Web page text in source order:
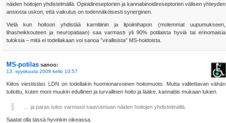
näiden hoitojen yhdistelmällä. Opioidireseptorien ja kannabinoidireseptorien välisen yhteyden
ansiosta uskon, että vaikutus on todennäköisesti synerginen.
Vielä kun hoitoon yhdistää karnitiinin ja lipoiinihapon (molemmat uupumukseen,
lihasheikkouteen ja neuropatiaan) saa varmasti yli 90% potilaista hyviä tai erinomaisia
tuloksia – mitä ei todellakaan voi sanoa ”virallisista” MS-hoidoista.
MS-potilas sanoo:
13. syyskuuta 2008 kello 10:57
Kiitos viestistäsi. LDN on todellakin huomionarvoinen hoitomuoto. Mutta valitettavan vähän
tutkittu, kuten moni muukin edullinen ja turvallinen hoito ja lääke, kannabis mukaan lukien.
… ja paras tulos varmasti saavutetaan näiden hoitojen yhdistelmällä.
Saatat olla tässä hyvinkin oikeassa.